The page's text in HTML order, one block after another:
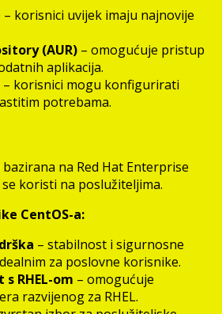
– korisnici uvijek imaju najnovije
(AUR) – omogućuje pristup
aplikacija.
– korisnici mogu konfigurirati
potrebama.
na Red Hat Enterprise
se koristi na poslužiteljima.
CentOS-a:
– stabilnost i sigurnosne
za poslovne korisnike.
RHEL-om – omogućuje
razvijenog za RHEL.